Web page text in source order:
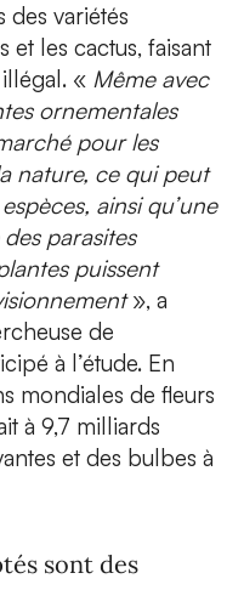
des variétés
et les cactus, faisant
« Même avec
ornementales
pour les
nature, ce qui peut
ainsi qu’une
parasites
puissent
», a
de
à l’étude. En
mondiales de fleurs
à 9,7 milliards
et des bulbes à
sont des